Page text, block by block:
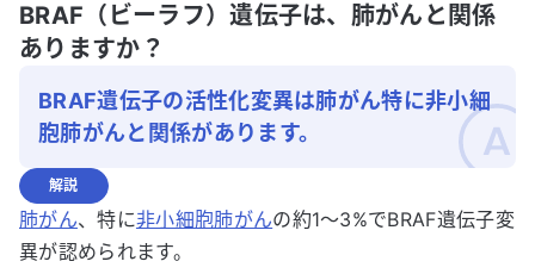
BRAF（ビーラフ）遺伝子は、肺がんと関係
ありますか？
BRAF遺伝子の活性化変異は肺がん特に非小細
胞肺がんと関係があります。
解説
肺がん、特に非小細胞肺がんの約1〜3%でBRAF遺伝子変
異が認められます。